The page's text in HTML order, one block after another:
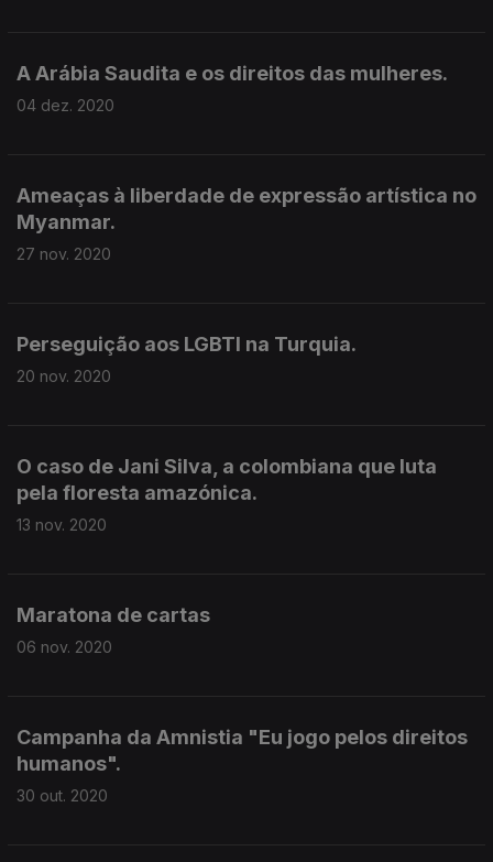
A Arábia Saudita e os direitos das mulheres.
04 dez. 2020
Ameaças à liberdade de expressão artística no
Myanmar.
27 nov. 2020
Perseguição aos LGBTI na Turquia.
20 nov. 2020
O caso de Jani Silva, a colombiana que luta
pela floresta amazónica.
13 nov. 2020
Maratona de cartas
06 nov. 2020
Campanha da Amnistia "Eu jogo pelos direitos
humanos".
30 out. 2020